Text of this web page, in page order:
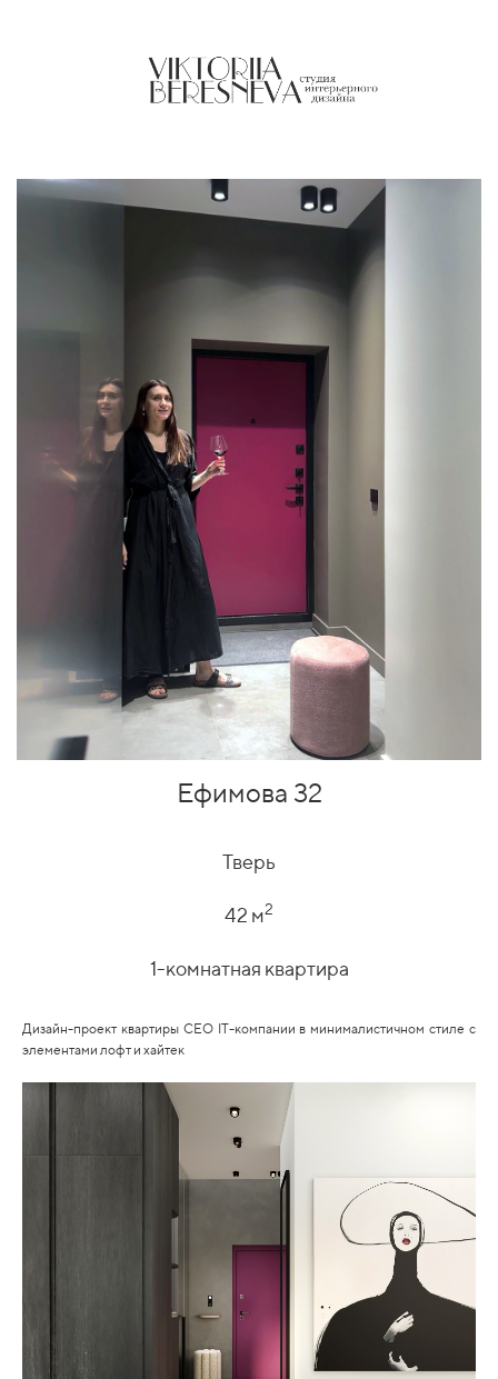
Ефимова 32
Тверь
42 м2
1-комнатная квартира
Дизайн-проект квартиры CEO IT-компании в минималистичном стиле с
элементами лофт и хайтек